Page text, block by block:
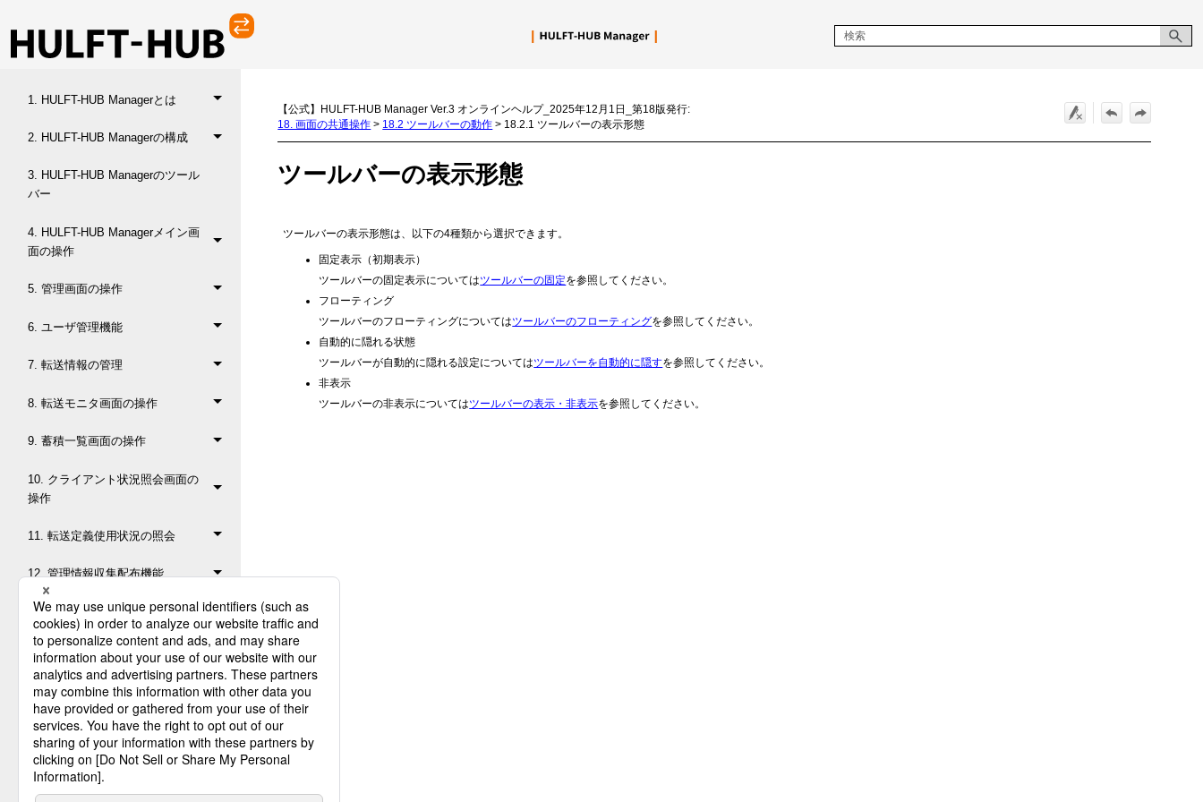
HULFT-HUB Manager オンライン
ヘルプ
1. HULFT-HUB Managerとは
2. HULFT-HUB Managerの構成
3. HULFT-HUB Managerのツール
バー
4. HULFT-HUB Managerメイン画
面の操作
5. 管理画面の操作
6. ユーザ管理機能
7. 転送情報の管理
8. 転送モニタ画面の操作
9. 蓄積一覧画面の操作
10. クライアント状況照会画面の
操作
11. 転送定義使用状況の照会
12. 管理情報収集配布機能
13. ジョブフロー機能
14. ユーティリティ機能
15. XML変換情報の設定
16. 操作と権限の対応
17. エラーコードと詳細コード
【公式】HULFT-HUB Manager Ver.3 オンラインヘルプ_2025年12月1日_第18版発行:
18. 画面の共通操作 > 18.2 ツールバーの動作 > 18.2.1 ツールバーの表示形態
ツールバーの表示形態
ツールバーの表示形態は、以下の4種類から選択できます。
固定表示（初期表示）
ツールバーの固定表示についてはツールバーの固定を参照してください。
フローティング
ツールバーのフローティングについてはツールバーのフローティングを参照してください。
自動的に隠れる状態
ツールバーが自動的に隠れる設定についてはツールバーを自動的に隠すを参照してください。
非表示
ツールバーの非表示についてはツールバーの表示・非表示を参照してください。